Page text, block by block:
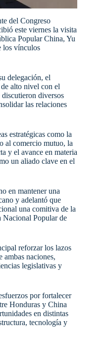
del Congreso
este viernes la visita
Popular China, Yu
los vínculos
delegación, el
alto nivel con el
diversos
las relaciones
estratégicas como la
al comercio mutuo, la
y el avance en materia
un aliado clave en el
en mantener una
y adelantó que
una comitiva de la
Nacional Popular de
reforzar los lazos
ambas naciones,
legislativas y
por fortalecer
Honduras y China
en distintas
tecnología y